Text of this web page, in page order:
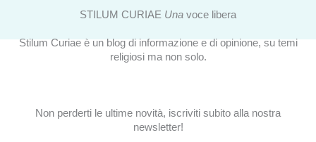
STILUM CURIAE Una voce libera
Stilum Curiae è un blog di informazione e di opinione, su temi
religiosi ma non solo.
Non perderti le ultime novità, iscriviti subito alla nostra
newsletter!